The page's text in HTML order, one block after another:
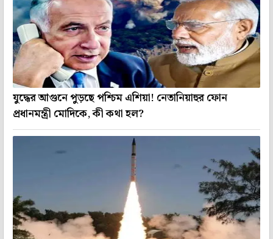
যুদ্ধের আগুনে পুড়ছে পশ্চিম এশিয়া! নেতানিয়াহুর ফোন
প্রধানমন্ত্রী মোদিকে, কী কথা হল?